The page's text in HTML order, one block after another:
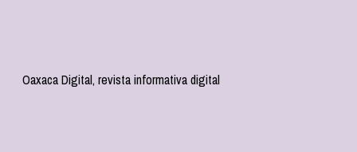
Oaxaca Digital, revista informativa digital